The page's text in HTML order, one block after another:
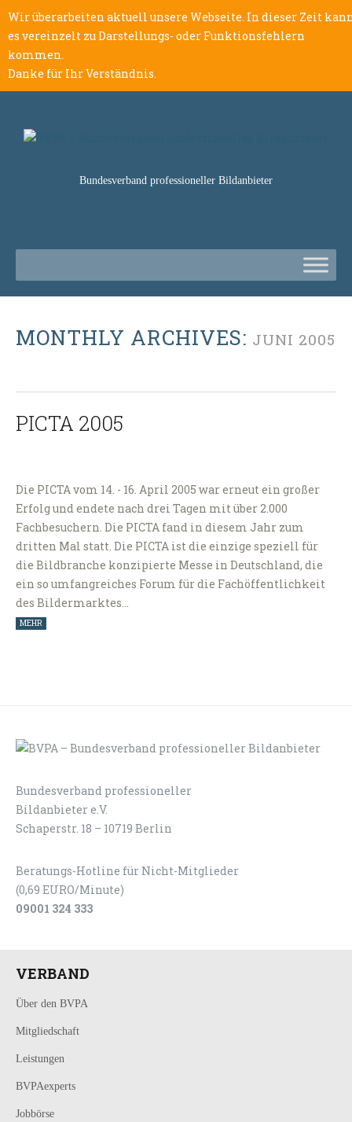
Wir überarbeiten aktuell unsere Webseite. In dieser Zeit
es vereinzelt zu Darstellungs- oder Funktionsfehlern
kommen.
Danke für Ihr Verständnis.
Bundesverband professioneller Bildanbieter
MONTHLY ARCHIVES: JUNI 2005
PICTA 2005
Die PICTA vom 14. - 16. April 2005 war erneut ein großer
Erfolg und endete nach drei Tagen mit über 2.000
Fachbesuchern. Die PICTA fand in diesem Jahr zum
dritten Mal statt. Die PICTA ist die einzige speziell für
die Bildbranche konzipierte Messe in Deutschland, die
ein so umfangreiches Forum für die Fachöffentlichkeit
des Bildermarktes…
MEHR
Bundesverband professioneller
Bildanbieter e.V.
Schaperstr. 18 – 10719 Berlin
Beratungs-Hotline für Nicht-Mitglieder
(0,69 EURO/Minute)
09001 324 333
VERBAND
Über den BVPA
Mitgliedschaft
Leistungen
BVPAexperts
Jobbörse